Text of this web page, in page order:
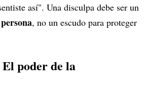
así". Una disculpa debe ser un
, no un escudo para proteger
poder de la